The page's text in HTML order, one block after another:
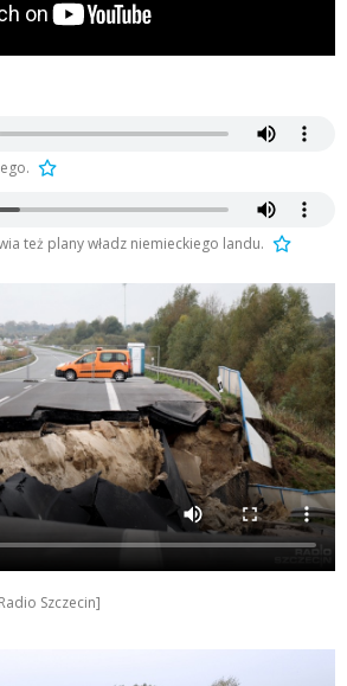
też plany władz niemieckiego landu.
Szczecin]